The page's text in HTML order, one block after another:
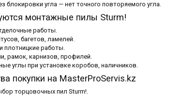
блокировки угла — нет точного повторяемого угла.
монтажные пилы Sturm!
работы.
багетов, ламелей.
плотницкие работы.
рамок, карнизов, профилей.
углы при установке коробов, наличников.
покупки на MasterProServis.kz
торцовочных пил Sturm!.